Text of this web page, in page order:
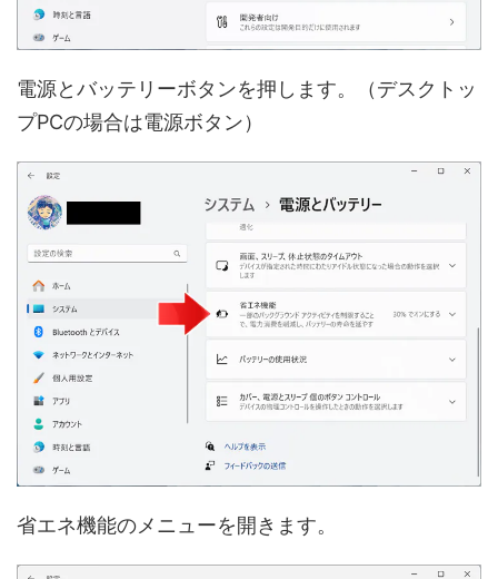
電源とバッテリーボタンを押します。（デスクトッ
プPCの場合は電源ボタン）
省エネ機能のメニューを開きます。